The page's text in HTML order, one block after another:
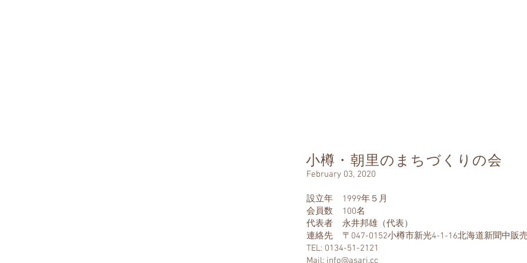
小樽・朝里のまちづくりの会
February 03, 2020
設立年 1999年５月
会員数 100名
代表者 永井邦雄（代表）
連絡先 〒047-0152小樽市新光4-1-16北海道新聞中販
TEL: 0134-51-2121
Mail: info@asari.cc